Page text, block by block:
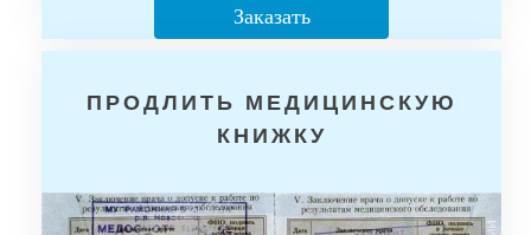
Заказать
ПРОДЛИТЬ МЕДИЦИНСКУЮ
КНИЖКУ